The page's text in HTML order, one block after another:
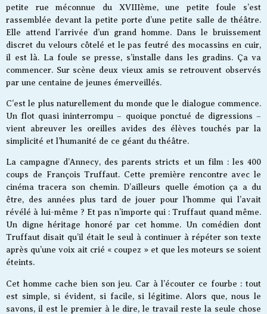
petite rue méconnue du XVIIIème, une petite foule s’est
rassemblée devant la petite porte d’une petite salle de théâtre.
Elle attend l’arrivée d’un grand homme. Dans le bruissement
discret du velours côtelé et le pas feutré des mocassins en cuir,
il est là. La foule se presse, s’installe dans les gradins. Ça va
commencer. Sur scène deux vieux amis se retrouvent observés
par une centaine de jeunes émerveillés.
C’est le plus naturellement du monde que le dialogue commence.
Un flot quasi ininterrompu – quoique ponctué de digressions –
vient abreuver les oreilles avides des élèves touchés par la
simplicité et l’humanité de ce géant du théâtre.
La campagne d’Annecy, des parents stricts et un film : les 400
coups de François Truffaut. Cette première rencontre avec le
cinéma tracera son chemin. D’ailleurs quelle émotion ça a du
être, des années plus tard de jouer pour l’homme qui l’avait
révélé à lui-même ? Et pas n’importe qui : Truffaut quand même.
Un digne héritage honoré par cet homme. Un comédien dont
Truffaut disait qu’il était le seul à continuer à répéter son texte
après qu’une voix ait crié « coupez » et que les moteurs se soient
éteints.
Cet homme cache bien son jeu. Car à l’écouter ce fourbe : tout
est simple, si évident, si facile, si légitime. Alors que, nous le
savons, il est le premier à le dire, le travail reste la seule chose